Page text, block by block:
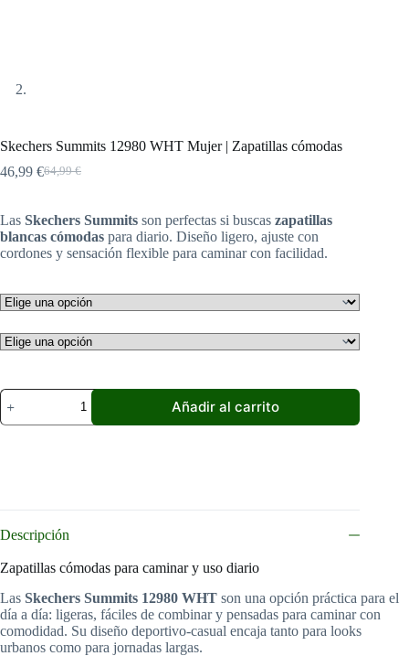
Skechers Summits 12980 WHT Mujer | Zapatillas cómodas
64,99€
El
era:
64,99 €.
46,99 €El
es:
46,99 €.
Las Skechers Summits son perfectas si buscas zapatillas
blancas cómodas para diario. Diseño ligero, ajuste con
cordones y sensación flexible para caminar con facilidad.
Skechers
Summits
12980
Añadir al carrito
Descripción
Zapatillas cómodas para caminar y uso diario
Las Skechers Summits 12980 WHT son una opción práctica para el
día a día: ligeras, fáciles de combinar y pensadas para caminar con
comodidad. Su diseño deportivo-casual encaja tanto para looks
urbanos como para jornadas largas.